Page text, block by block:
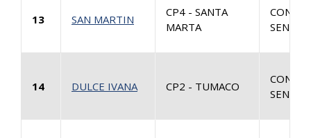
13 SAN MARTIN
CP4 - SANTA
MARTA
14 DULCE IVANA CP2 - TUMACO